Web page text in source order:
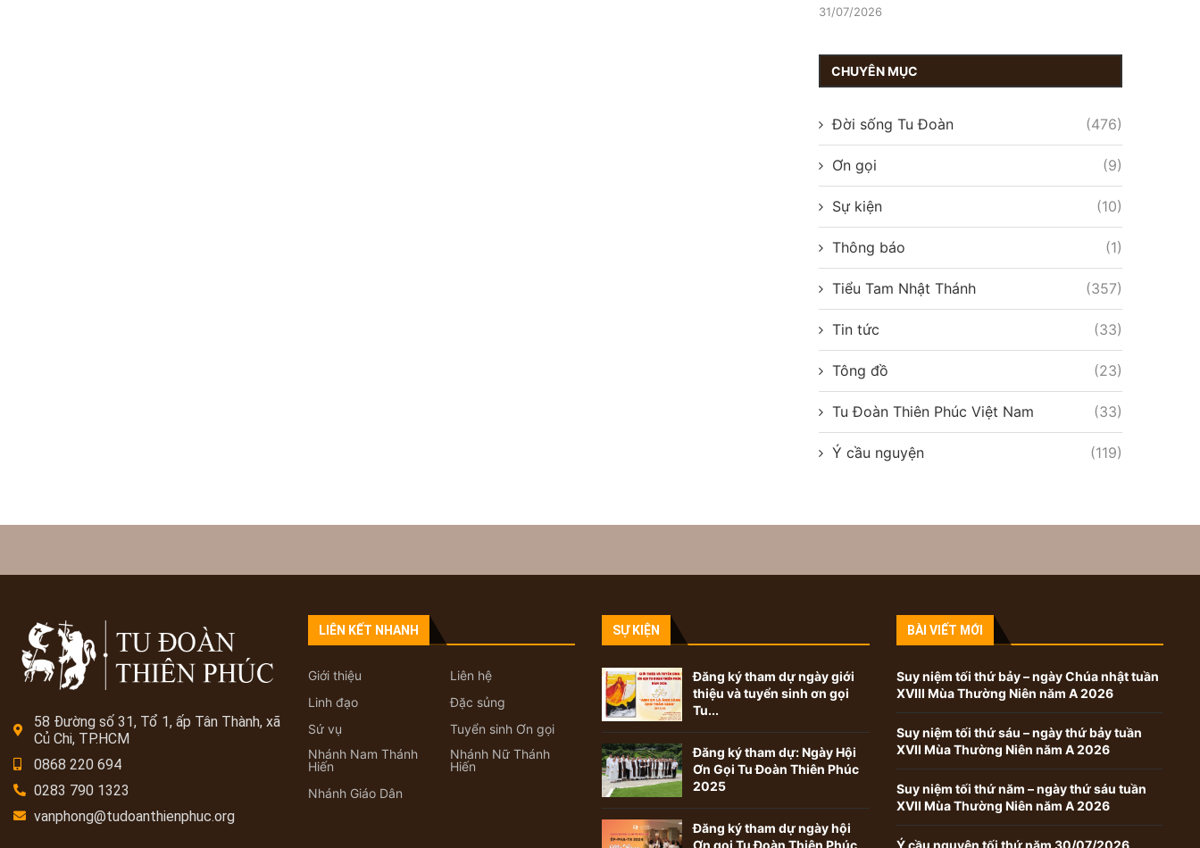
31/07/2026
CHUYÊN MỤC
Đời sống Tu Đoàn (476)
Ơn gọi (9)
Sự kiện (10)
Thông báo (1)
Tiểu Tam Nhật Thánh (357)
Tin tức (33)
Tông đồ (23)
Tu Đoàn Thiên Phúc Việt Nam (33)
Ý cầu nguyện (119)
58 Đường số 31, Tổ 1, ấp Tân Thành, xã
Củ Chi, TP.HCM
0868 220 694
0283 790 1323
vanphong@tudoanthienphuc.org
LIÊN KẾT NHANH
Giới thiệu
Liên hệ
Linh đạo
Đặc sủng
Sứ vụ
Tuyển sinh Ơn gọi
Nhánh Nam Thánh
Hiến
Nhánh Nữ Thánh
Hiến
Nhánh Giáo Dân
SỰ KIỆN
Đăng ký tham dự ngày giới
thiệu và tuyển sinh ơn gọi
Tu...
Đăng ký tham dự: Ngày Hội
Ơn Gọi Tu Đoàn Thiên Phúc
2025
Đăng ký tham dự ngày hội
Ơn gọi Tu Đoàn Thiên Phúc
BÀI VIẾT MỚI
Suy niệm tối thứ bảy – ngày Chúa nhật tuần
XVIII Mùa Thường Niên năm A 2026
Suy niệm tối thứ sáu – ngày thứ bảy tuần
XVII Mùa Thường Niên năm A 2026
Suy niệm tối thứ năm – ngày thứ sáu tuần
XVII Mùa Thường Niên năm A 2026
Ý cầu nguyện tối thứ năm 30/07/2026